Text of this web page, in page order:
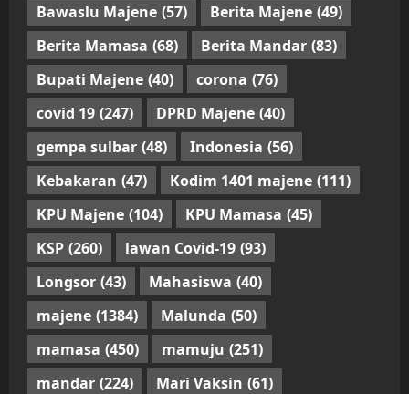
Bawaslu Majene (57) Berita Majene (49)
Berita Mamasa (68) Berita Mandar (83)
Bupati Majene (40) corona (76)
covid 19 (247) DPRD Majene (40)
gempa sulbar (48) Indonesia (56)
Kebakaran (47) Kodim 1401 majene (111)
KPU Majene (104) KPU Mamasa (45)
KSP (260) lawan Covid-19 (93)
Longsor (43) Mahasiswa (40)
majene (1384) Malunda (50)
mamasa (450) mamuju (251)
mandar (224) Mari Vaksin (61)